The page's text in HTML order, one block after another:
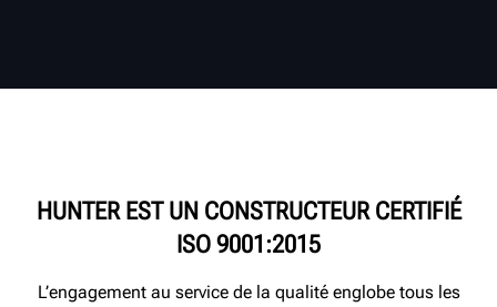
HUNTER EST UN CONSTRUCTEUR CERTIFIÉ
ISO 9001:2015
L’engagement au service de la qualité englobe tous les